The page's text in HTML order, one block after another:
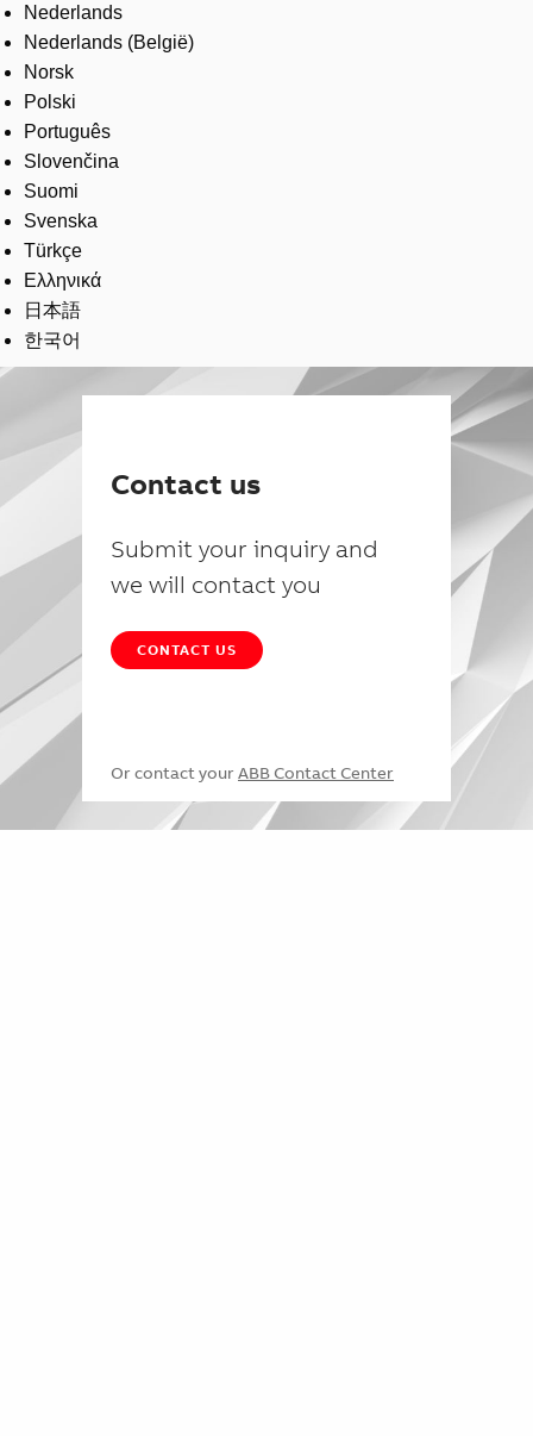
Nederlands
Nederlands (België)
Norsk
Polski
Português
Slovenčina
Suomi
Svenska
Türkçe
Ελληνικά
日本語
한국어
Contact us
Submit your inquiry and
we will contact you
CONTACT US
Or contact your ABB Contact Center